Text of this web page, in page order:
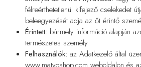
félreérthetetlenül kifejező cselekedet
beleegyezését adja az őt érintő
Érintett: bármely információ alapján
természetes személy
Felhasználók: az Adatkezelő által